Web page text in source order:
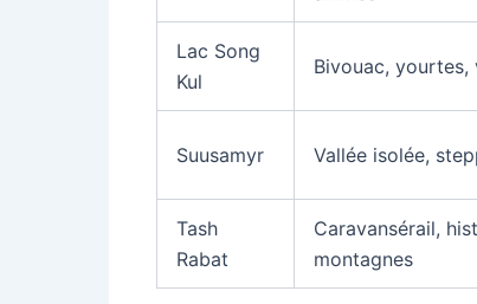
Lac Song
Kul
Bivouac, yourtes,
Suusamyr Vallée isolée,
Tash
Rabat
Caravansérail,
montagnes